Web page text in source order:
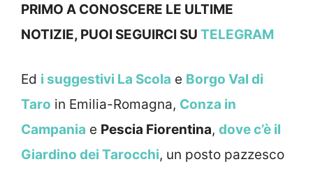
PRIMO A CONOSCERE LE ULTIME
NOTIZIE, PUOI SEGUIRCI SU TELEGRAM
Ed i suggestivi La Scola e Borgo Val di
Taro in Emilia-Romagna, Conza in
Campania e Pescia Fiorentina, dove c’è il
Giardino dei Tarocchi, un posto pazzesco